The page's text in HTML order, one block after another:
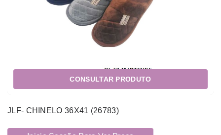
CONSULTAR PRODUTO
JLF- CHINELO 36X41 (26783)